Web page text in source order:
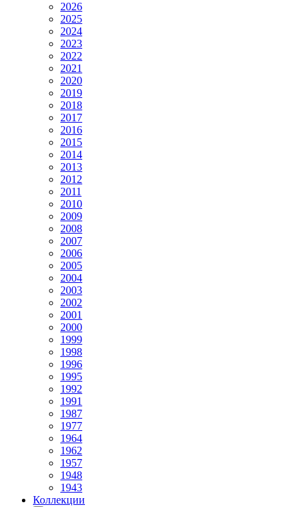
2026
2025
2024
2023
2022
2021
2020
2019
2018
2017
2016
2015
2014
2013
2012
2011
2010
2009
2008
2007
2006
2005
2004
2003
2002
2001
2000
1999
1998
1996
1995
1992
1991
1987
1977
1964
1962
1957
1948
1943
Коллекции